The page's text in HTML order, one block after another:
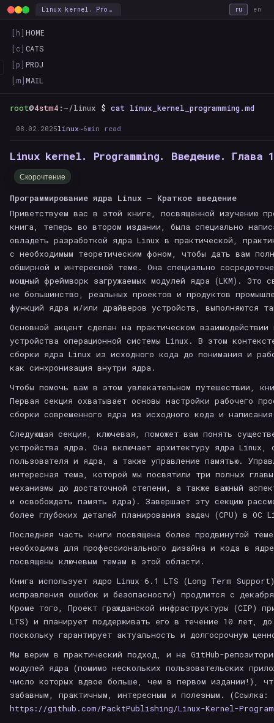
Linux kernel. Programming. Введение. Глава 1. — this_is_the_way ru en
[h] HOME
[c] CATS
[p] PROJ
[m] MAIL
root@4stm4 :~/linux $ cat linux_kernel_programming.md
08.02.2025linux~6min read
Linux kernel. Programming. Введение. Глава
Скорочтение
Программирование ядра Linux – Краткое введение
Приветствуем вас в этой книге, посвященной изучению
книга, теперь во втором издании, была специально
овладеть разработкой ядра Linux в практической,
с необходимым теоретическим фоном, чтобы дать вам
обширной и интересной теме. Она специально
мощный фреймворк загружаемых модулей ядра (LKM). Это
не большинство, реальных проектов и продуктов
функций ядра и/или драйверов устройств, выполняются
Основной акцент сделан на практическом
устройства операционной системы Linux. В этом
сборки ядра Linux из исходного кода до понимания и
как синхронизация внутри ядра.
Чтобы помочь вам в этом увлекательном путешествии,
Первая секция охватывает основы настройки рабочего
сборки современного ядра из исходного кода и
Следующая секция, ключевая, поможет вам понять
устройства ядра. Она включает архитектуру ядра Linux,
пользователя и ядра, а также управление памятью.
интересная тема, которой мы посвятили три полных
механизмы до достаточной степени, а также важный
и освобождать память ядра). Завершает эту секцию
более глубоких деталей планирования задач (CPU) в ОС
Последняя часть книги посвящена более продвинутой
необходима для профессионального дизайна и кода в
посвящены ключевым темам в этой области.
Книга использует ядро Linux 6.1 LTS (Long Term
исправления ошибок и безопасности) продлится с
Кроме того, Проект гражданской инфраструктуры (CIP)
LTS) и планирует поддерживать его в течение 10 лет,
поскольку гарантирует актуальность и долгосрочную
Мы верим в практический подход, и на GitHub-
модулей ядра (помимо нескольких пользовательских
число которых вдвое больше, чем в первом издании!),
забавным, практичным, интересным и полезным. (Ссылка:
https://github.com/PacktPublishing/Linux-Kernel-